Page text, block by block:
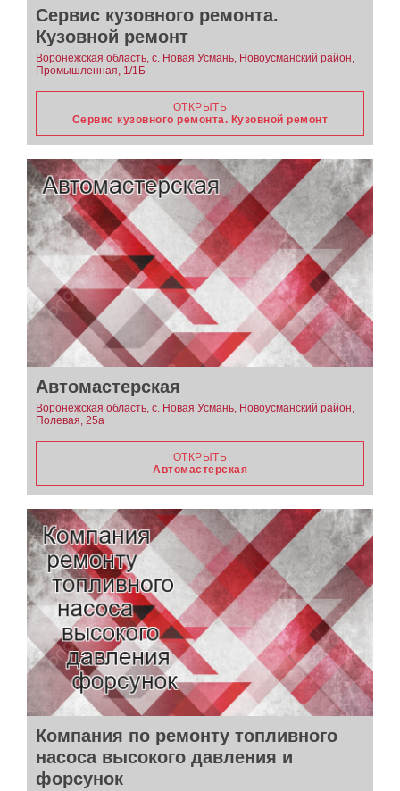
Сервис кузовного ремонта.
Кузовной ремонт
Воронежская область, с. Новая Усмань, Новоусманский район,
Промышленная, 1/1Б
ОТКРЫТЬ
Сервис кузовного ремонта. Кузовной ремонт
Автомастерская
Воронежская область, с. Новая Усмань, Новоусманский район,
Полевая, 25а
ОТКРЫТЬ
Автомастерская
Компания по ремонту топливного
насоса высокого давления и
форсунок